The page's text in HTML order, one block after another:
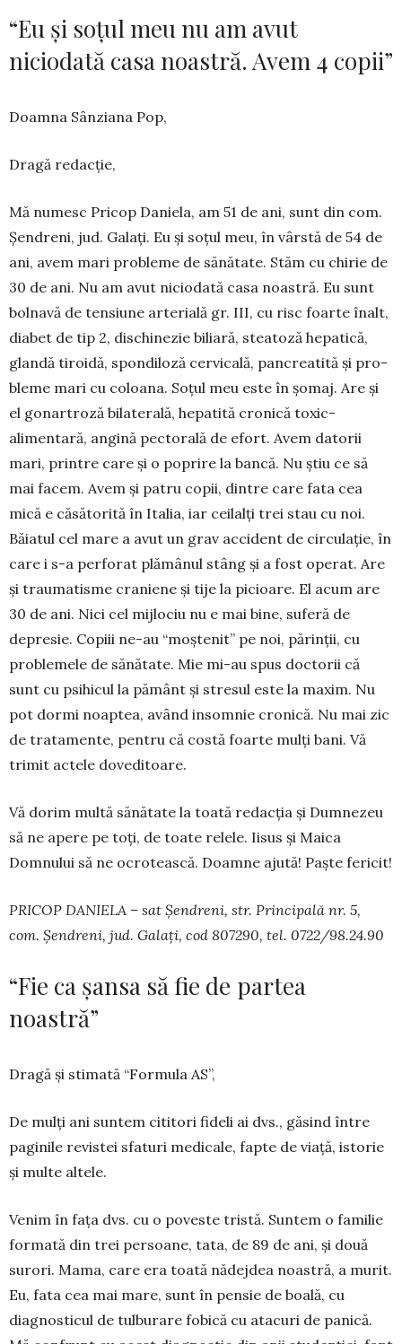
“Eu și soțul meu nu am avut
niciodată casa noastră. Avem 4 copii”
Doamna Sânziana Pop,
Dragă redacție,
Mă numesc Pricop Daniela, am 51 de ani, sunt din com.
Șen­dreni, jud. Galați. Eu și soțul meu, în vârstă de 54 de
ani, avem mari probleme de să­nătate. Stăm cu chi­rie de
30 de ani. Nu am avut niciodată casa noas­tră. Eu sunt
bolnavă de ten­siune arterială gr. III, cu risc foarte înalt,
diabet de tip 2, dis­chinezie bi­lia­ră, stea­toză hepatică,
glandă tiroidă, spon­di­loză cer­vicală, pancrea­tită și pro­
bleme mari cu coloana. Soțul meu este în șomaj. Are și
el gonartroză bi­laterală, hepatită cronică toxic-
alimentară, an­gină pectorală de efort. Avem datorii
mari, prin­tre care și o poprire la bancă. Nu știu ce să
mai facem. Avem și patru copii, dintre care fata cea
mică e căsătorită în Italia, iar ceilalți trei stau cu noi.
Băiatul cel ma­re a avut un grav ac­cident de circulație, în
care i s-a perforat plămâ­nul stâng și a fost operat. Are
și traumatisme cra­nie­ne și tije la picioare. El acum are
30 de ani. Nici cel mij­lociu nu e mai bine, suferă de
depresie. Co­piii ne-au “moș­tenit” pe noi, pă­rinții, cu
pro­ble­mele de sănătate. Mie mi-au spus doc­torii că
sunt cu psi­hi­cul la pământ și stresul este la ma­xim. Nu
pot dormi noaptea, având insomnie cro­nică. Nu mai zic
de trata­men­te, pentru că costă foarte mulți bani. Vă
tri­mit actele doveditoare.
Vă dorim multă sănătate la toată redacția și Dum­­nezeu
să ne apere pe toți, de toate relele. Iisus și Maica
Domnului să ne ocrotească. Doam­ne aju­tă! Paște fericit!
PRICOP DANIELA – sat Șendreni, str. Principală nr. 5,
com. Șendreni, jud. Galați, cod 807290, tel. 0722/98.24.90
“Fie ca șansa să fie de partea
noastră”
Dragă și stimată “Formula AS”,
De mulți ani suntem cititori fideli ai dvs., gă­sind între
paginile revistei sfaturi medicale, fapte de viață, istorie
și multe altele.
Venim în fața dvs. cu o poveste tristă. Sun­tem o familie
formată din trei persoane, tata, de 89 de ani, și două
surori. Mama, care era toată nădejdea noastră, a murit.
Eu, fata cea mai mare, sunt în pensie de boală, cu
diagnosticul de tul­burare fobică cu atacuri de panică.